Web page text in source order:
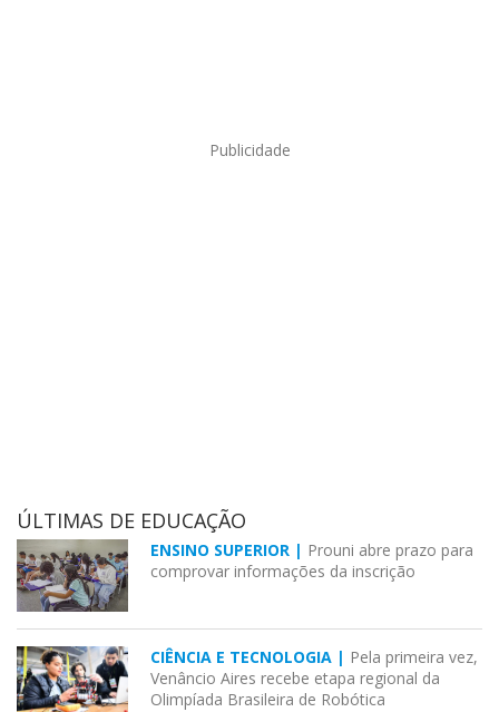
Publicidade
ÚLTIMAS DE EDUCAÇÃO
ENSINO SUPERIOR | Prouni abre prazo para
comprovar informações da inscrição
CIÊNCIA E TECNOLOGIA | Pela primeira vez,
Venâncio Aires recebe etapa regional da
Olimpíada Brasileira de Robótica